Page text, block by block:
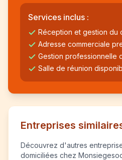
Services inclus :
Réception et gestion du
Adresse commerciale
Gestion professionnelle
Salle de réunion
Entreprises
Découvrez d'autres
domiciliées chez